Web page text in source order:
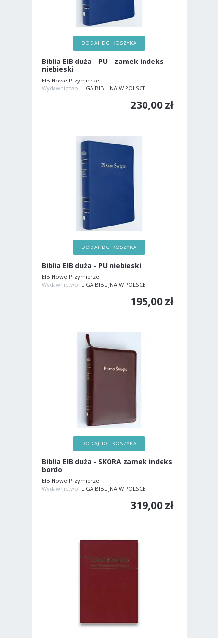
DODAJ DO KOSZYKA
Biblia EIB duża - PU - zamek indeks
niebieski
EIB Nowe Przymierze
Wydawnictwo: LIGA BIBLIJNA W POLSCE
230,00 zł
DODAJ DO KOSZYKA
Biblia EIB duża - PU niebieski
EIB Nowe Przymierze
Wydawnictwo: LIGA BIBLIJNA W POLSCE
195,00 zł
DODAJ DO KOSZYKA
Biblia EIB duża - SKÓRA zamek indeks
bordo
EIB Nowe Przymierze
Wydawnictwo: LIGA BIBLIJNA W POLSCE
319,00 zł